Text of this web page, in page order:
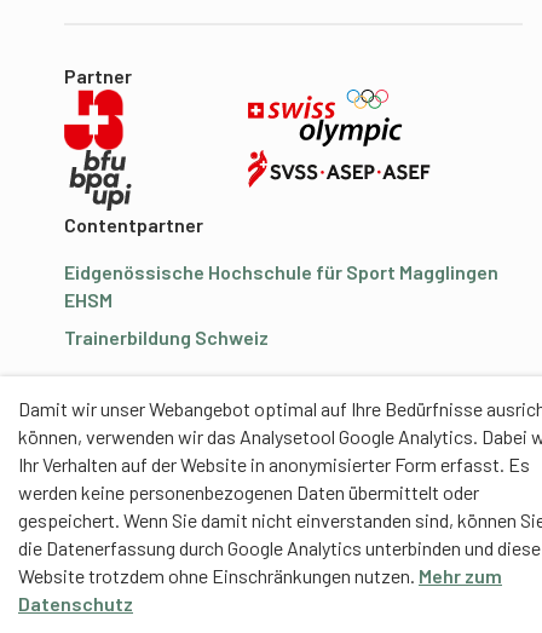
Damit wir unser Webangebot optimal auf Ihre Bedürfnisse
können, verwenden wir das Analysetool Google Analytics. Dabei
Ihr Verhalten auf der Website in anonymisierter Form erfasst. Es
werden keine personenbezogenen Daten übermittelt oder
gespeichert. Wenn Sie damit nicht einverstanden sind, können
die Datenerfassung durch Google Analytics unterbinden und diese
Website trotzdem ohne Einschränkungen nutzen. Mehr zum
Datenschutz
Partner
Contentpartner
Eidgenössische Hochschule für Sport Magglingen
EHSM
Trainerbildung Schweiz